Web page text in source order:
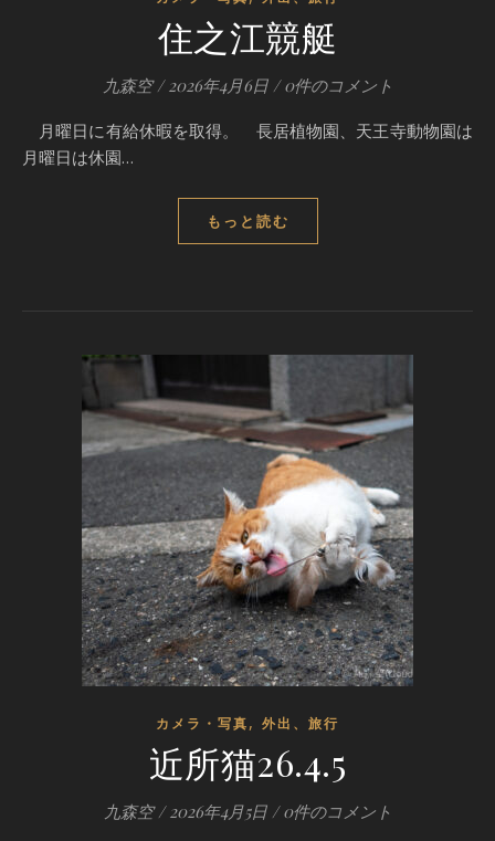
住之江競艇
九森空 / 2026年4月6日 / 0件のコメント
月曜日に有給休暇を取得。 長居植物園、天王寺動物園は
月曜日は休園…
もっと読む
カメラ・写真, 外出、旅行
近所猫26.4.5
九森空 / 2026年4月5日 / 0件のコメント